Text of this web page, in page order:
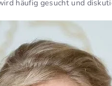
häufig gesucht und